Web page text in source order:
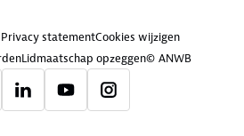
Privacy statementCookies wijzigen
Lidmaatschap opzeggen© ANWB